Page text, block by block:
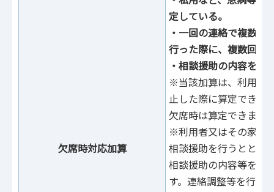
欠席時対応加算
定している。
‧⼀回の連絡で複数回
⾏った際に、複数回算
・相談援助の内容を記
※当該加算は、利⽤者
⽌した際に算定できる
⽋席時は算定できませ
※利⽤者⼜はその家族
相談援助を⾏うととも
相談援助の内容等を記
す。連絡調整等を⾏っ